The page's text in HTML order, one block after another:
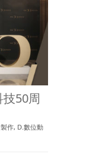
技50周
作, D.數位動